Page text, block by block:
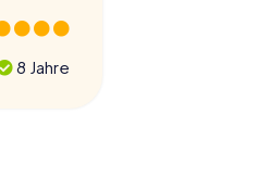
8 Jahre